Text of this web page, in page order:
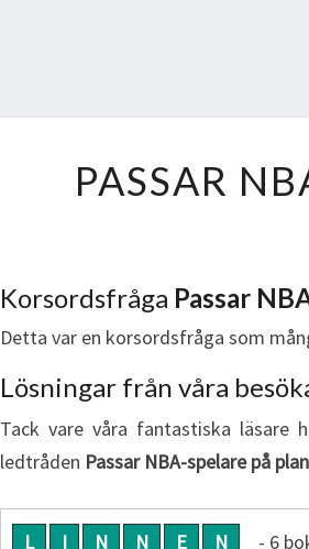
PASSAR
Korsordsfråga Passar
Detta var en korsordsfråga som
Lösningar från våra
Tack vare våra fantastiska läsare
ledtråden Passar NBA-spelare på plan
L I N N E N
- 6